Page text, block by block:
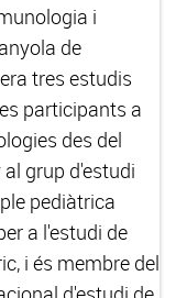
i
de
tres estudis
participants a
des del
grup d'estudi
pediàtrica
a l'estudi de
i és membre del